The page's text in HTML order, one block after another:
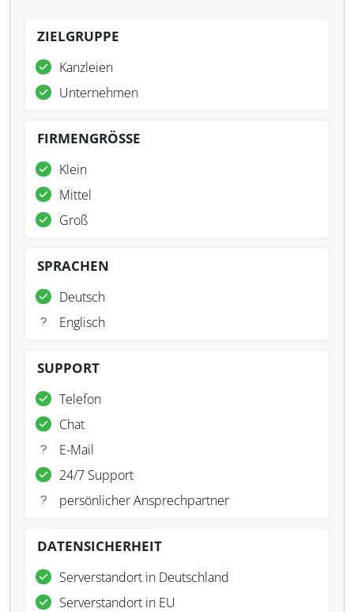
ZIELGRUPPE
Kanzleien
Unternehmen
FIRMENGRÖSSE
Klein
Mittel
Groß
SPRACHEN
Deutsch
Englisch
SUPPORT
Telefon
Chat
E-Mail
24/7 Support
persönlicher Ansprechpartner
DATENSICHERHEIT
Serverstandort in Deutschland
Serverstandort in EU